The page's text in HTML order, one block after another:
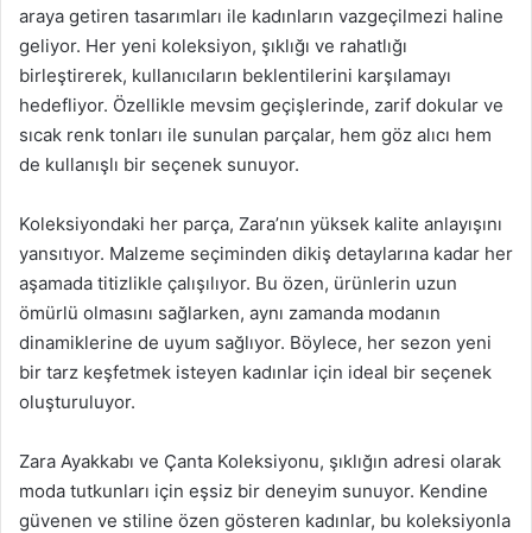
araya getiren tasarımları ile kadınların vazgeçilmezi haline
geliyor. Her yeni koleksiyon, şıklığı ve rahatlığı
birleştirerek, kullanıcıların beklentilerini karşılamayı
hedefliyor. Özellikle mevsim geçişlerinde, zarif dokular ve
sıcak renk tonları ile sunulan parçalar, hem göz alıcı hem
de kullanışlı bir seçenek sunuyor.
Koleksiyondaki her parça, Zara’nın yüksek kalite anlayışını
yansıtıyor. Malzeme seçiminden dikiş detaylarına kadar her
aşamada titizlikle çalışılıyor. Bu özen, ürünlerin uzun
ömürlü olmasını sağlarken, aynı zamanda modanın
dinamiklerine de uyum sağlıyor. Böylece, her sezon yeni
bir tarz keşfetmek isteyen kadınlar için ideal bir seçenek
oluşturuluyor.
Zara Ayakkabı ve Çanta Koleksiyonu, şıklığın adresi olarak
moda tutkunları için eşsiz bir deneyim sunuyor. Kendine
güvenen ve stiline özen gösteren kadınlar, bu koleksiyonla